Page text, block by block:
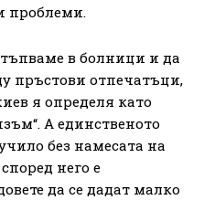
проблеми.
в болници и да
пръстови отпечатъци,
я определя като
А единственото
без намесата на
него е
да се дадат малко